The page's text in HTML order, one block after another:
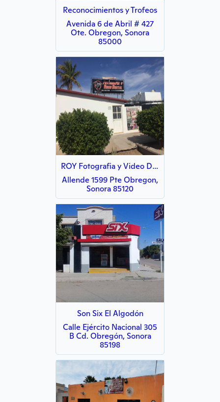
Reconocimientos y Trofeos
Avenida 6 de Abril # 427
Ote. Obregon, Sonora
85000
ROY Fotografia y Video Digital
Allende 1599 Pte Obregon,
Sonora 85120
Son Six El Algodón
Calle Ejército Nacional 305
B Cd. Obregón, Sonora
85198